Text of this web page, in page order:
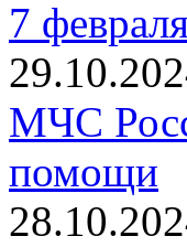
7
МЧС
помощи